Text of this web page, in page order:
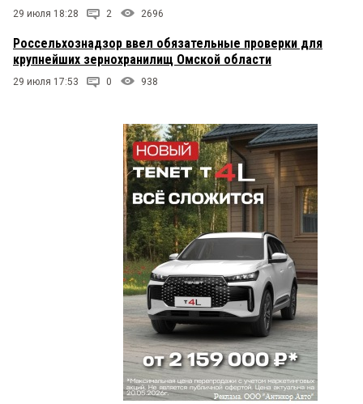
29 июля 18:28 2 2696
Россельхознадзор ввел обязательные проверки для
крупнейших зернохранилищ Омской области
29 июля 17:53 0 938